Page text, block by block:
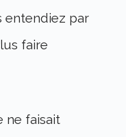
entendiez par
faire
ne faisait